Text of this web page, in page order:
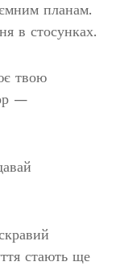
планам.
в стосунках.
твою
—
стають ще